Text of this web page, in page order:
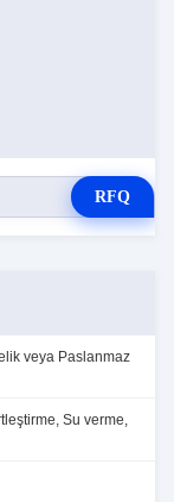
RFQ
veya Paslanmaz
Su verme,